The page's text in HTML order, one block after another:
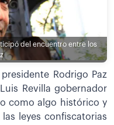
del encuentro entre los
Rodrigo Paz
Revilla gobernador
como algo histórico y
leyes confiscatorias